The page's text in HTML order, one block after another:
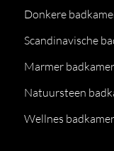
Donkere
Scandinavische
Marmer badkamer
Natuursteen
Wellnes badkamer